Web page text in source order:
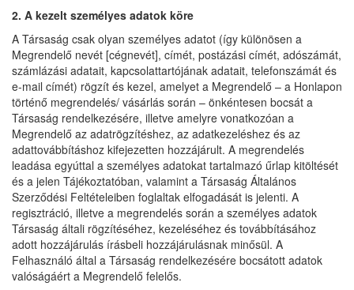
2. A kezelt személyes adatok köre
A Társaság csak olyan személyes adatot (így különösen a
Megrendelő nevét [cégnevét], címét, postázási címét, adószámát,
számlázási adatait, kapcsolattartójának adatait, telefonszámát és
e-mail címét) rögzít és kezel, amelyet a Megrendelő – a Honlapon
történő megrendelés/ vásárlás során – önkéntesen bocsát a
Társaság rendelkezésére, illetve amelyre vonatkozóan a
Megrendelő az adatrögzítéshez, az adatkezeléshez és az
adattovábbításhoz kifejezetten hozzájárult. A megrendelés
leadása egyúttal a személyes adatokat tartalmazó űrlap kitöltését
és a jelen Tájékoztatóban, valamint a Társaság Általános
Szerződési Feltételeiben foglaltak elfogadását is jelenti. A
regisztráció, illetve a megrendelés során a személyes adatok
Társaság általi rögzítéséhez, kezeléséhez és továbbításához
adott hozzájárulás írásbeli hozzájárulásnak minősül. A
Felhasználó által a Társaság rendelkezésére bocsátott adatok
valóságáért a Megrendelő felelős.